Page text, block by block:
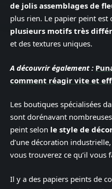
de jolis assemblages de
plus rien. Le papier peint
plusieurs motifs très
et des textures uniques.
A découvrir également :
comment réagir vite et
Les boutiques spécialisées
sont dorénavant
peint selon le style de
d’une décoration
vous trouverez ce qu’il vous
Il y a des papiers peints de